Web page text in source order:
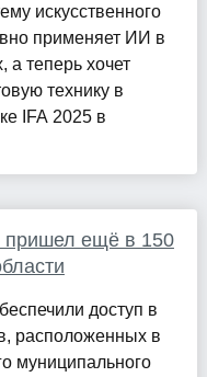
искусственного
применяет ИИ в
а теперь хочет
технику в
IFA 2025 в
пришел ещё в 150
доступ в
расположенных в
муниципального